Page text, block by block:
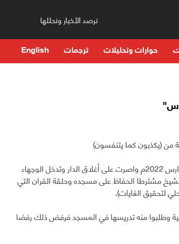
نرصد الأخبار ونحللها
حوارات وتحليلات ترجمات English
(يكذبون كما يتنفسون)
_ نزلت حملة على دار القران الذي أسسه ويديره الشهيد في اواخر مارس 2022م واصرت على أغلاق الدار وتدخل الوجهاء
مشترطا الحفاظ على مسجده وحلقة القران التي
لتحقيق الغايات).
وطلبوا منه تدريسها في المسجد فرفض ذلك رفضا